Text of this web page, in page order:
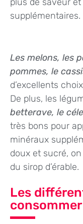
supplémentaires.
Les melons, les
pommes, le
d’excellents
De plus, les
betterave, le
très bons pour
minéraux
doux et sucré,
du sirop d’érable.
Les